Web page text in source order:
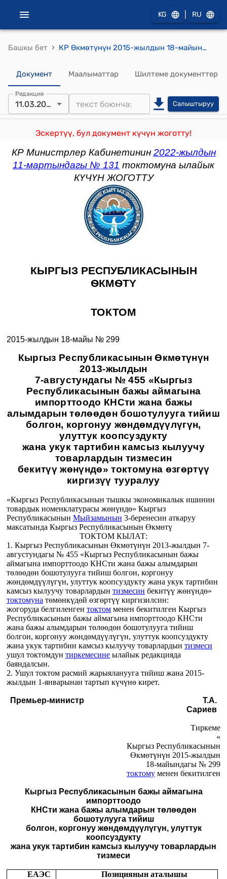
KG RU
Башкы бет › КР Өкмөтүнүн 2015-жылдын 18-майындагы № 299 "Кыргыз Республикасынын Өкмөтүнүн 2013-жылдын 7-августундагы № 455 «Кыргыз Республикасынын бажы аймагына импорттоодо КНСти жана бажы алымдарын төлөөдөн бошотулууга тийиш болгон, коргонуу жөндөмдүүлүгүн, улуттук коопсуздукту жана укук тартибин камсыз кылуучу товарлардын тизмесин бекитүү жөнүндө» токтомуна өзгөртүү киргизүү тууралуу" токтому
Документ Маалыматтар Шилтеме документтер
Редакция
11.03.2022 Салыштыруу
Эскертүү, бул документ күчүн жоготту!